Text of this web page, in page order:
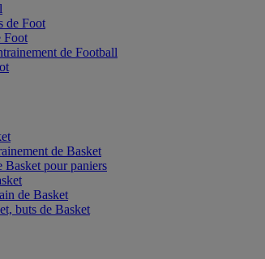
de Foot
Foot
de Football
de Basket
Basket pour paniers
de Basket
buts de Basket